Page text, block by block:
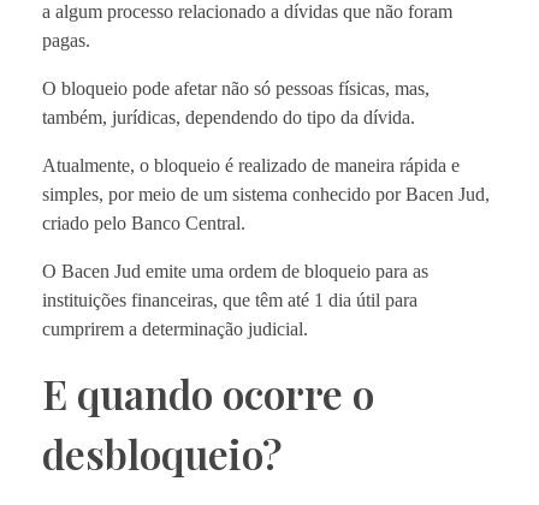
a algum processo relacionado a dívidas que não foram
pagas.
O bloqueio pode afetar não só pessoas físicas, mas,
também, jurídicas, dependendo do tipo da dívida.
Atualmente, o bloqueio é realizado de maneira rápida e
simples, por meio de um sistema conhecido por Bacen Jud,
criado pelo Banco Central.
O Bacen Jud emite uma ordem de bloqueio para as
instituições financeiras, que têm até 1 dia útil para
cumprirem a determinação judicial.
E quando ocorre o
desbloqueio?